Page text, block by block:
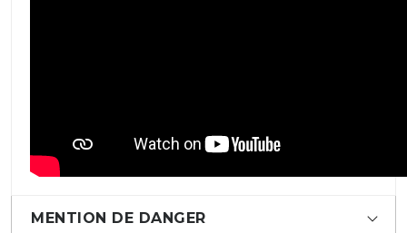
MENTION DE DANGER